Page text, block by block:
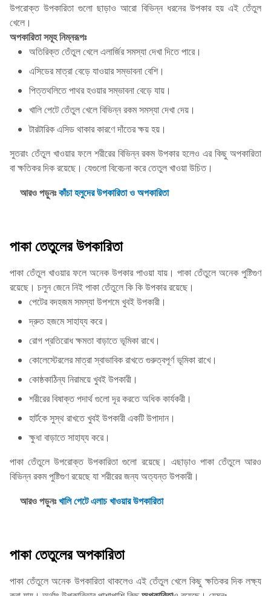
উপরোক্ত উপকারিতা গুলো ছাড়াও আরো বিভিন্ন ধরনের উপকার হয় এই তেঁতুল
খেলে।
অপকারিতা সমূহ নিম্নরূপঃ
অতিরিক্ত তেঁতুল খেলে এলার্জির সমস্যা দেখা দিতে পারে।
এসিডের মাত্রা বেড়ে যাওয়ার সম্ভাবনা বেশি।
পিত্তথলিতে পাথর হওয়ার সম্ভাবনা বেড়ে যায়।
খালি পেটে তেঁতুল খেলে বিভিন্ন রকম সমস্যা দেখা দেয়।
টারটারিক এসিড থাকার কারণে দাঁতের ক্ষয় হয়।
সুতরাং তেঁতুল খাওয়ার ফলে শরীরের বিভিন্ন রকম উপকার হলেও এর কিছু অপকারিতা
বা ক্ষতিকর দিক রয়েছে। যেগুলো বিবেচনা করে তেতুল খাওয়া উচিত।
আরও পড়ুনঃকাঁচা হলুদের উপকারিতা ও অপকারিতা
পাকা তেতুলের উপকারিতা
পাকা তেঁতুল খাওয়ার ফলে অনেক উপকার পাওয়া যায়। পাকা তেঁতুলে অনেক পুষ্টিগুণ
রয়েছে। চলুন জেনে নিই পাকা তেঁতুলে কি কি উপকার রয়েছে।
পেটের বদহজম সমস্যা উপশমে খুবই উপকারী।
দ্রুত হজমে সাহায্য করে।
রোগ প্রতিরোধ ক্ষমতা বাড়াতে ভূমিকা রাখে।
কোলেস্টেরলের মাত্রা স্বাভাবিক রাখতে গুরুত্বপূর্ণ ভূমিকা রাখে।
কোষ্ঠকাঠিন্য নিরাময়ে খুবই উপকারী।
শরীরের বিষাক্ত পদার্থ গুলো দূর করতে অধিক কার্যকরী।
হার্টকে সুস্থ রাখতে খুবই উপকারী একটি উপাদান।
ক্ষুধা বাড়াতে সাহায্য করে।
পাকা তেঁতুলে উপরোক্ত উপকারিতা গুলো রয়েছে। এছাড়াও পাকা তেঁতুলে আরও
বিভিন্ন রকম পুষ্টিগুণ রয়েছে যা শরীরের জন্য অত্যন্ত উপকারী।
আরও পড়ুনঃখালি পেটে এলাচ খাওয়ার উপকারিতা
পাকা তেতুলের অপকারিতা
পাকা তেঁতুলে অনেক উপকারিতা থাকলেও এই তেঁতুল খেলে কিছু ক্ষতিকর দিক লক্ষ্য